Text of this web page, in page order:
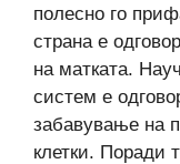
полесно го
страна е
на матката.
систем е
забавување на
клетки. Поради